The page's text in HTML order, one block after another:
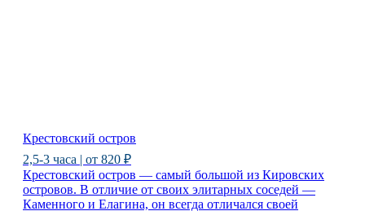
Крестовский остров
2,5-3 часа | от 820 ₽
Крестовский остров — самый большой из Кировских
островов. В отличие от своих элитарных соседей —
Каменного и Елагина, он всегда отличался своей